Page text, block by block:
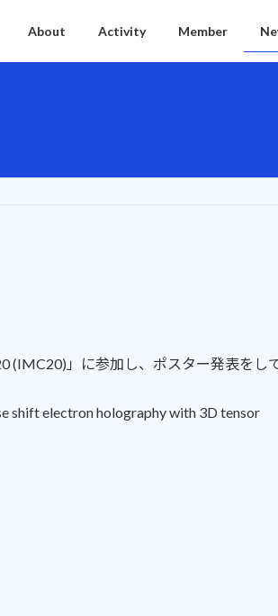
About Activity Member
(IMC20)」に参加し、ポスター発表をし
shift electron holography with 3D tensor